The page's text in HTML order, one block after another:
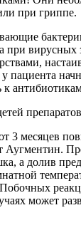
при гриппе.
при вирусных
к
3 месяцев
Аугментин.
а долив
может